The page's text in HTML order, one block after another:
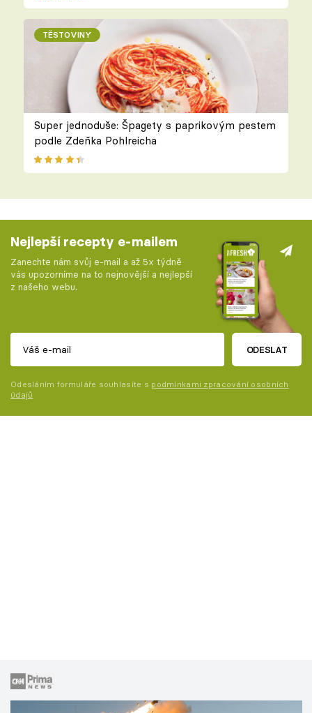
TĚSTOVINY
Super jednoduše: Špagety s paprikovým pestem
podle Zdeňka Pohlreicha
Nejlepší recepty e-mailem
Zanechte nám svůj e-mail a až 5x týdně
vás upozorníme na to nejnovější a nejlepší
z našeho webu.
ODESLAT
Odesláním formuláře souhlasíte s podmínkami zpracování osobních
údajů